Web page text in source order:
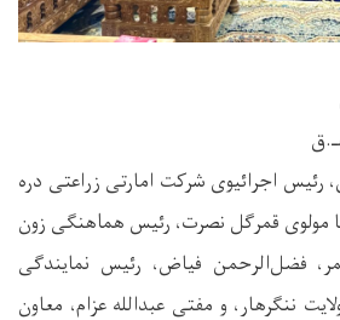
اجرائیوی شرکت امارتی زراعتی دره
مولوی قمرگل نصرت، رئیس هماهنگی زون
فضل‌الرحمن فیاض، رئیس نمایندگی
ننگرهار، و مفتی عبدالله عزام، معاون